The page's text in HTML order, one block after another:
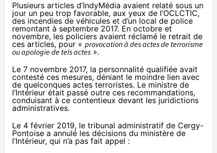
Plusieurs articles d’IndyMédia avaient relaté sous un
jour un peu trop favorable, aux yeux de l’OCLCTIC,
des incendies de véhicules et d’un local de police
remontant à septembre 2017. En octobre et
novembre, les policiers avaient réclamé le retrait de
ces articles, pour « provocation à des actes de terrorisme
ou apologie de tels actes ».
Le 7 novembre 2017, la personnalité qualifiée avait
contesté ces mesures, déniant le moindre lien avec
de quelconques actes terroristes. Le ministre de
l’Intérieur était passé outre ces recommandations,
conduisant à ce contentieux devant les juridictions
administratives.
Le 4 février 2019, le tribunal administratif de Cergy-
Pontoise a annulé les décisions du ministère de
l’Intérieur, qui n’a pas fait appel :